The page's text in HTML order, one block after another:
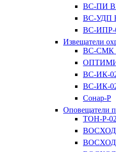
ВС-ПИ
ВС-УДП
ВС-ИПР-
Извещатели
ВС-СМК
ВС-ИК-
ВС-ИК-
Сонар-Р
Оповещатели
ТОН-Р-